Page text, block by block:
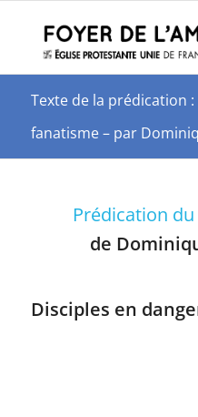
Texte de la prédication
fanatisme – par
Prédication
de
Disciples en